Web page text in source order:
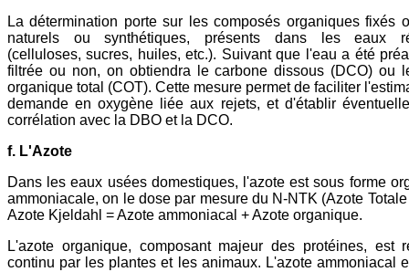
La détermination porte sur les composés organiques fixés
naturels ou synthétiques, présents dans les eaux
(celluloses, sucres, huiles, etc.). Suivant que l'eau a été
filtrée ou non, on obtiendra le carbone dissous (DCO) ou
organique total (COT). Cette mesure permet de faciliter
demande en oxygène liée aux rejets, et d'établir
corrélation avec la DBO et la DCO.
f. L'Azote
Dans les eaux usées domestiques, l'azote est sous forme
ammoniacale, on le dose par mesure du N-NTK (Azote
Azote Kjeldahl = Azote ammoniacal + Azote organique.
L'azote organique, composant majeur des protéines, est
continu par les plantes et les animaux. L'azote ammoniacal